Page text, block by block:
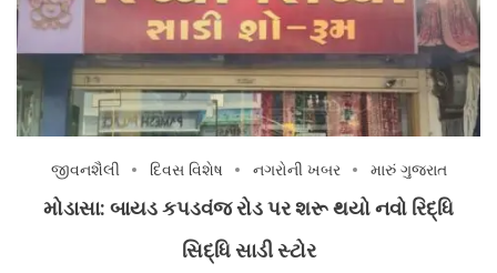
જીવનશૈલી દિવસ વિશેષ નગરોની ખબર મારું ગુજરાત
મોડાસા: બાયડ કપડવંજ રોડ પર શરૂ થયો નવો રિદ્ધિ
સિદ્ધિ સાડી સ્ટોર